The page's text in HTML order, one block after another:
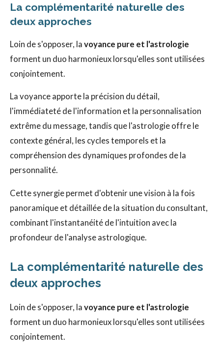
La complémentarité naturelle des
deux approches
Loin de s'opposer, la voyance pure et l'astrologie
forment un duo harmonieux lorsqu'elles sont utilisées
conjointement.
La voyance apporte la précision du détail,
l'immédiateté de l'information et la personnalisation
extrême du message, tandis que l'astrologie offre le
contexte général, les cycles temporels et la
compréhension des dynamiques profondes de la
personnalité.
Cette synergie permet d'obtenir une vision à la fois
panoramique et détaillée de la situation du consultant,
combinant l'instantanéité de l'intuition avec la
profondeur de l'analyse astrologique.
La complémentarité naturelle des
deux approches
Loin de s'opposer, la voyance pure et l'astrologie
forment un duo harmonieux lorsqu'elles sont utilisées
conjointement.